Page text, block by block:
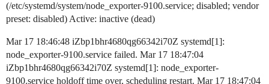
(/etc/systemd/system/node_exporter-9100.service; disabled; vendor
preset: disabled) Active: inactive (dead)
Mar 17 18:46:48 iZbp1bhr4680qg66342i70Z systemd[1]:
node_exporter-9100.service failed. Mar 17 18:47:04
iZbp1bhr4680qg66342i70Z systemd[1]: node_exporter-
9100.service holdoff time over, scheduling restart. Mar 17 18:47:04